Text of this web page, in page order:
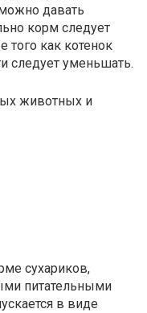
давать
корм следует
того как котенок
следует уменьшать.
животных и
сухариков,
питательными
в виде